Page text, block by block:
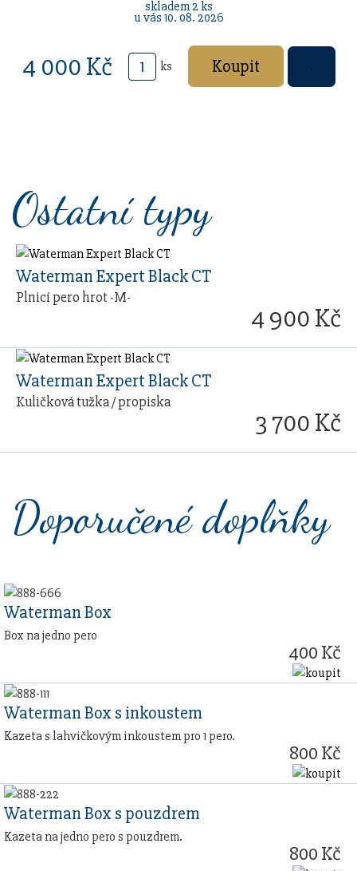
skladem 2 ks
u vás 10. 08. 2026
4 000 Kč ks
Ostatní typy
Waterman Expert Black CT
Plnicí pero hrot -M-
4 900 Kč
Waterman Expert Black CT
Kuličková tužka / propiska
3 700 Kč
Doporučené doplňky
Waterman Box
Box na jedno pero
400 Kč
Waterman Box s inkoustem
Kazeta s lahvičkovým inkoustem pro 1 pero.
800 Kč
Waterman Box s pouzdrem
Kazeta na jedno pero s pouzdrem.
800 Kč